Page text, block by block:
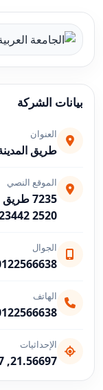
بيانات الشركة
العنوان
طريق
الموقع النصي
7235
23442 2520،
الجوال
الهاتف
الإحداثيات
21.56697, 39.17017